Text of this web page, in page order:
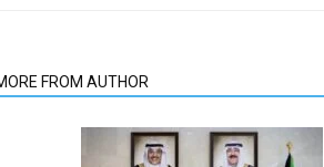
FROM AUTHOR